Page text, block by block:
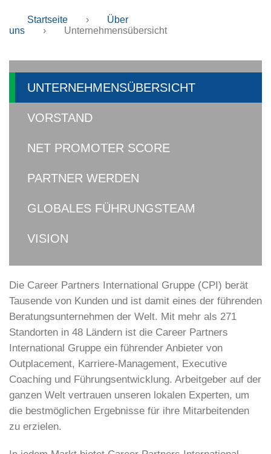
Startseite ›
Über
uns
› Unternehmensübersicht
UNTERNEHMENSÜBERSICHT
VORSTAND
NET PROMOTER SCORE
PARTNER WERDEN
GLOBALES FÜHRUNGSTEAM
VISION
Die Career Partners International Gruppe (CPI) berät
Tausende von Kunden und ist damit eines der führenden
Beratungsunternehmen der Welt. Mit mehr als 271
Standorten in 48 Ländern ist die Career Partners
International Gruppe ein führender Anbieter von
Outplacement, Karriere-Management, Executive
Coaching und Führungsentwicklung. Arbeitgeber auf der
ganzen Welt vertrauen unseren lokalen Experten, um
die bestmöglichen Ergebnisse für ihre Mitarbeitenden
zu erzielen.